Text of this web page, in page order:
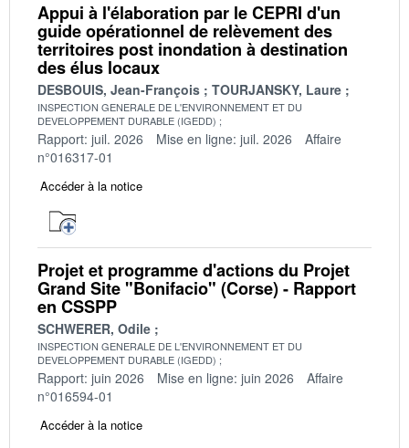
Appui à l'élaboration par le CEPRI d'un
guide opérationnel de relèvement des
territoires post inondation à destination
des élus locaux
DESBOUIS, Jean-François TOURJANSKY, Laure
INSPECTION GENERALE DE L'ENVIRONNEMENT ET DU
DEVELOPPEMENT DURABLE (IGEDD)
Rapport: juil. 2026 Mise en ligne: juil. 2026
Affaire
n°016317-01
Accéder à la notice
Projet et programme d'actions du Projet
Grand Site "Bonifacio" (Corse) - Rapport
en CSSPP
SCHWERER, Odile
INSPECTION GENERALE DE L'ENVIRONNEMENT ET DU
DEVELOPPEMENT DURABLE (IGEDD)
Rapport: juin 2026 Mise en ligne: juin 2026
Affaire
n°016594-01
Accéder à la notice